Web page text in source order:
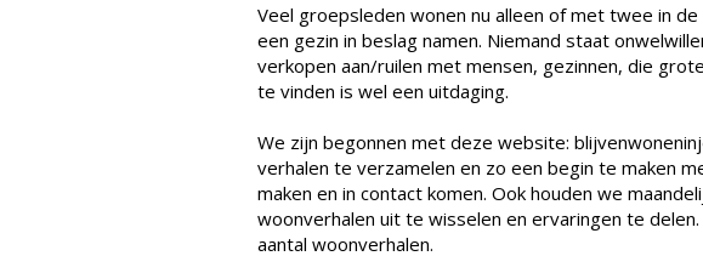
Veel groepsleden wonen nu alleen of met twee in
een gezin in beslag namen. Niemand staat
verkopen aan/ruilen met mensen, gezinnen, die
te vinden is wel een uitdaging.
We zijn begonnen met deze website:
verhalen te verzamelen en zo een begin te maken
maken en in contact komen. Ook houden we
woonverhalen uit te wisselen en ervaringen te
aantal woonverhalen.